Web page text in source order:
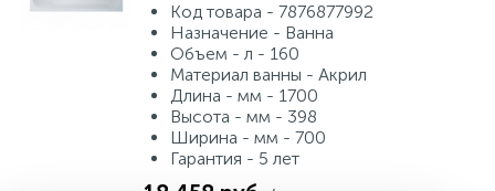
Код товара - 7876877992
Назначение - Ванна
Объем - л - 160
Материал ванны - Акрил
Длина - мм - 1700
Высота - мм - 398
Ширина - мм - 700
Гарантия - 5 лет